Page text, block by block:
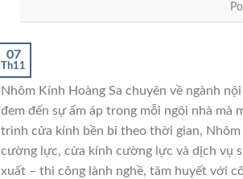
07
Th11
Nhôm Kính Hoàng Sa chuyên về ngành
đem đến sự ấm áp trong mỗi ngôi nhà mà
trình cửa kính bền bỉ theo thời gian,
cường lực, cửa kính cường lực và dịch vụ
xuất – thi công lành nghề, tâm huyết với